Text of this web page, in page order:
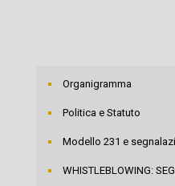
Organigramma
Politica e Statuto
Modello 231 e
WHISTLEBLOWING: